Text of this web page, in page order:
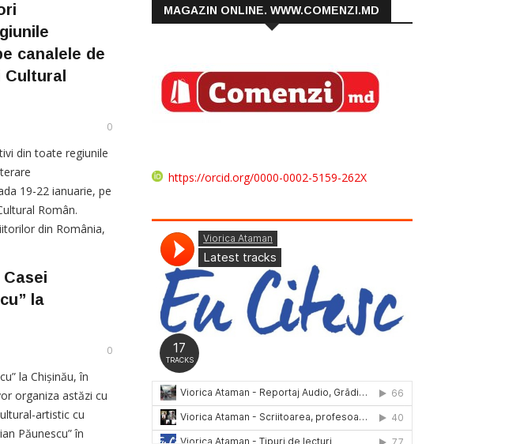
canalele de
0
din toate regiunile
19-22 ianuarie, pe
Român.
din România,
la
0
la Chișinău, în
organiza astăzi cu
artistic cu
Păunescu” în
MAGAZIN ONLINE. WWW.COMENZI.MD
https://orcid.org/0000-0002-5159-262X